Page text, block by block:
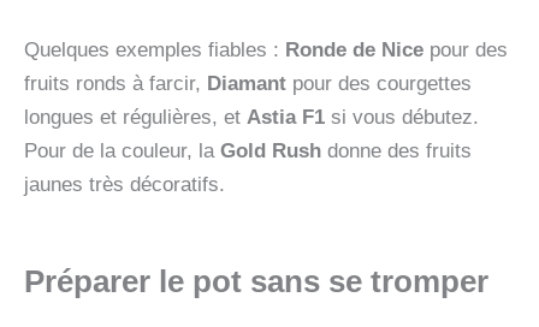
Quelques exemples fiables : Ronde de Nice pour des
fruits ronds à farcir, Diamant pour des courgettes
longues et régulières, et Astia F1 si vous débutez.
Pour de la couleur, la Gold Rush donne des fruits
jaunes très décoratifs.
Préparer le pot sans se tromper